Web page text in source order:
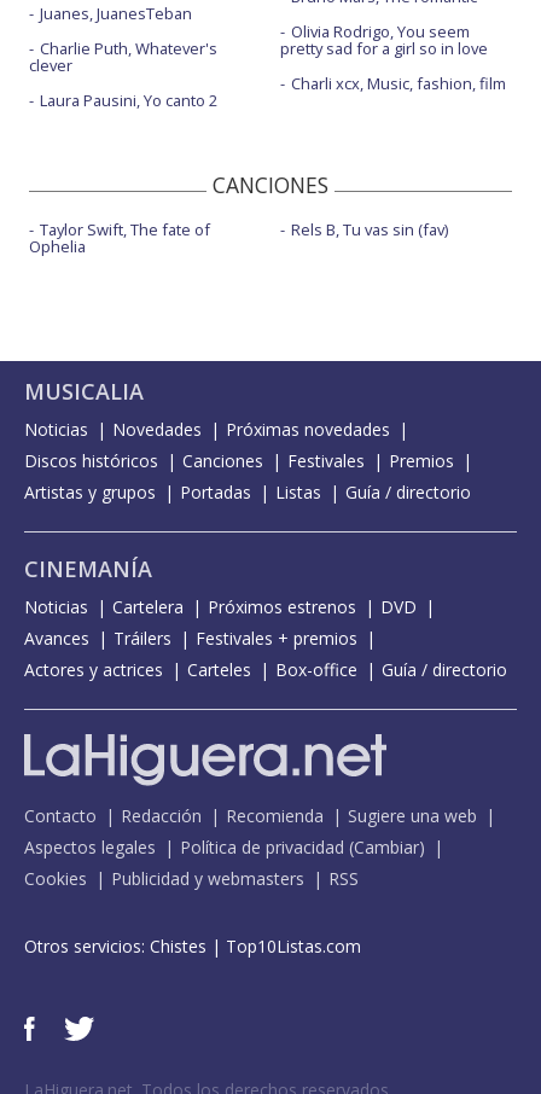
Juanes, JuanesTeban
Charlie Puth, Whatever's
clever
Laura Pausini, Yo canto 2
Olivia Rodrigo, You seem
pretty sad for a girl so in love
Charli xcx, Music, fashion, film
CANCIONES
Taylor Swift, The fate of
Ophelia
Rels B, Tu vas sin (fav)
MUSICALIA
Noticias Novedades
Próximas novedades
Discos históricos
Canciones Festivales
Premios
Artistas y grupos
Portadas Listas Guía / directorio
CINEMANÍA
Noticias Cartelera Próximos estrenos
DVD
Avances
Tráilers
Festivales + premios
Actores y actrices
Carteles Box-office Guía / directorio
Contacto Redacción Recomienda
Sugiere una web
Aspectos legales
Política de privacidad (Cambiar)
Cookies
Publicidad y webmasters RSS
Otros servicios: Chistes | Top10Listas.com